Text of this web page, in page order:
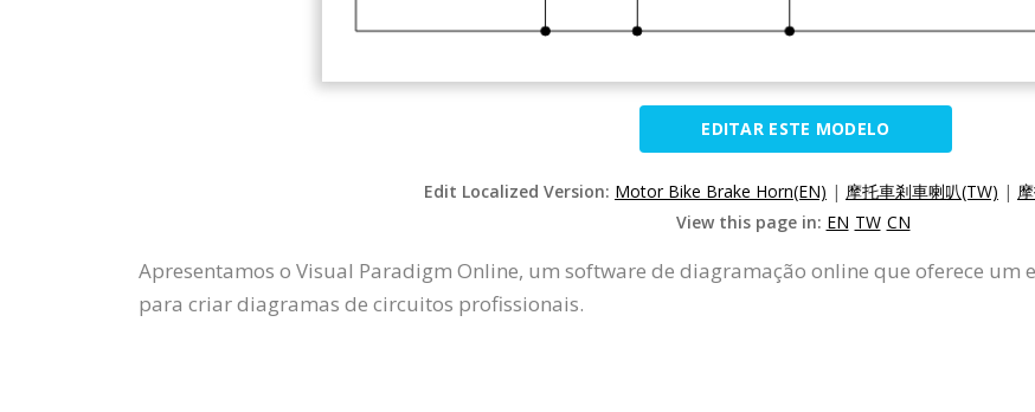
EDITAR ESTE MODELO
Edit Localized Version: Motor Bike Brake Horn(EN) | 摩托車剎車喇叭(TW) |
View this page in: EN TW CN
Apresentamos o Visual Paradigm Online, um software de diagramação online que oferece
para criar diagramas de circuitos profissionais.